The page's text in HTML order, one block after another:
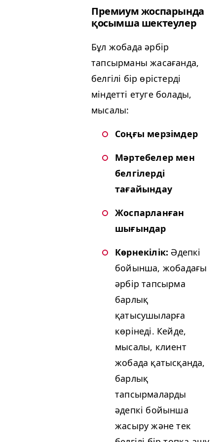
Премиум жоспарында
қосымша шектеулер
Бұл жобада әрбір
тапсырманы жасағанда,
белгілі бір өрістерді
міндетті етуге болады,
мысалы:
Соңғы мерзімдер
Мәртебелер мен
белгілерді
тағайындау
Жоспарланған
шығындар
Көрнекілік: Әдепкі
бойынша, жобадағы
әрбір тапсырма
барлық
қатысушыларға
көрінеді. Кейде,
мысалы, клиент
жобада қатысқанда,
барлық
тапсырмаларды
әдепкі бойынша
жасыру және тек